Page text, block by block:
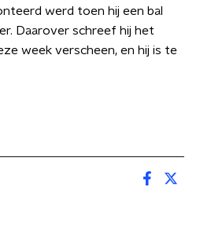
werd toen hij een bal
Daarover schreef hij het
week verscheen, en hij is te